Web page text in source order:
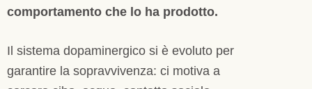
comportamento che lo ha prodotto.
Il sistema dopaminergico si è evoluto per
garantire la sopravvivenza: ci motiva a